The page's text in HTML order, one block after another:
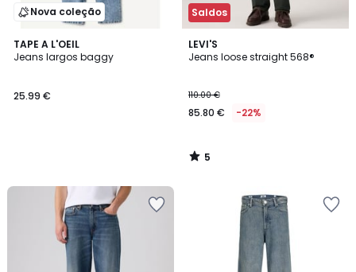
Nova coleção
TAPE A L'OEIL
Jeans largos baggy
25.99 €
Saldos
LEVI'S
Jeans loose straight 568®
110.00 €
85.80 € -22%
5
/
5
/